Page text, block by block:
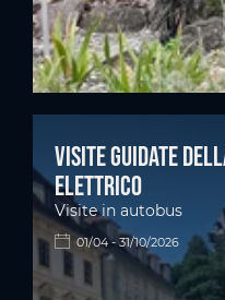
Visite guidate
elettrico
Visite in autobus
01/04 - 31/10/2026